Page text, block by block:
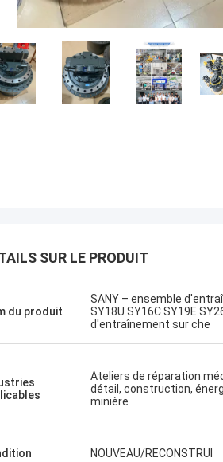
Le projet d'établissement
SUR LE PRODUIT
du produit
SANY – ensemble
SY18U SY16C SY19E
d'entraînement sur che
Ateliers de réparation
détail, construction,
minière
NOUVEAU/RECONSTRUI